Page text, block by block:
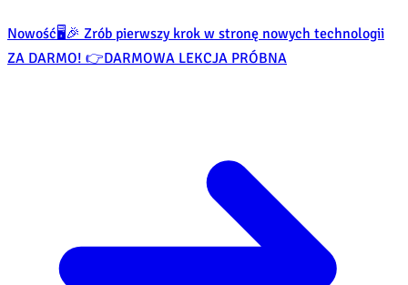
Nowość🖥️🎉 Zrób pierwszy krok w stronę nowych technologii
ZA DARMO! 👉DARMOWA LEKCJA PRÓBNA